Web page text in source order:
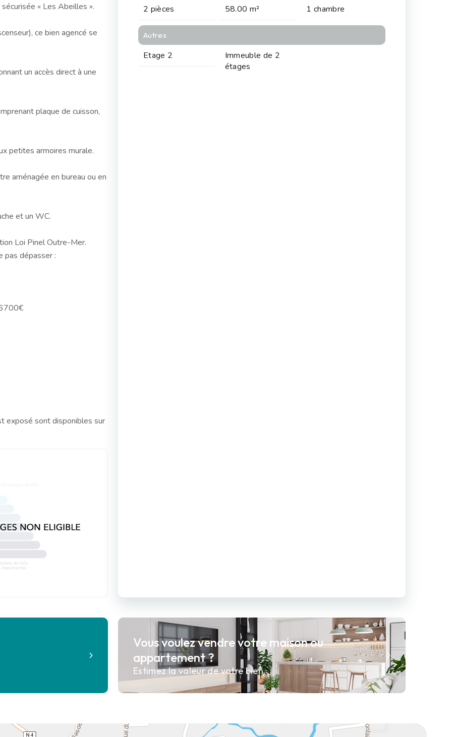
« Les Abeilles ».
ce bien agencé se
un accès direct à une
plaque de cuisson,
petites armoires murale.
aménagée en bureau ou en
et un WC.
Loi Pinel Outre-Mer.
dépasser :
exposé sont disponibles sur
2 pièces 58.00 m² 1 chambre
Autres
Etage 2
Immeuble de 2
étages
Vous voulez vendre votre maison ou
appartement ?
Estimez la valeur de votre bien.